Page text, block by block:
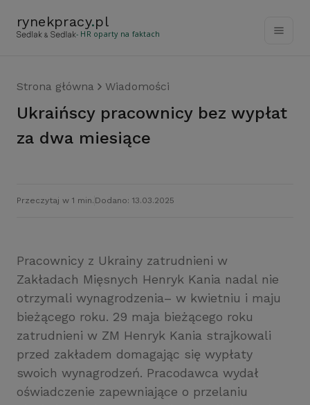
rynekpracy.pl
- HR oparty na faktach
Strona główna Wiadomości
Ukraińscy pracownicy bez wypłat
za dwa miesiące
Przeczytaj w 1 min. Dodano: 13.03.2025
Pracownicy z Ukrainy zatrudnieni w
Zakładach Mięsnych Henryk Kania nadal nie
otrzymali wynagrodzenia– w kwietniu i maju
bieżącego roku. 29 maja bieżącego roku
zatrudnieni w ZM Henryk Kania strajkowali
przed zakładem domagając się wypłaty
swoich wynagrodzeń. Pracodawca wydał
oświadczenie zapewniające o przelaniu